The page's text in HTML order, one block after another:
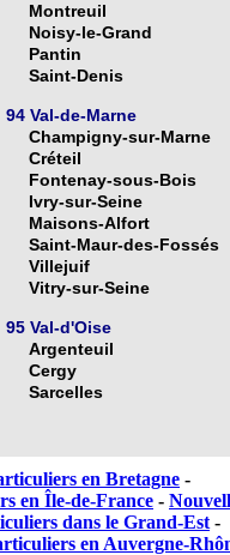
Montreuil
Noisy-le-Grand
Pantin
Saint-Denis
94 Val-de-Marne
Champigny-sur-Marne
Créteil
Fontenay-sous-Bois
Ivry-sur-Seine
Maisons-Alfort
Saint-Maur-des-Fossés
Villejuif
Vitry-sur-Seine
95 Val-d'Oise
Argenteuil
Cergy
Sarcelles
en Bretagne -
en Île-de-France -
dans le Grand-Est -
en Auvergne-